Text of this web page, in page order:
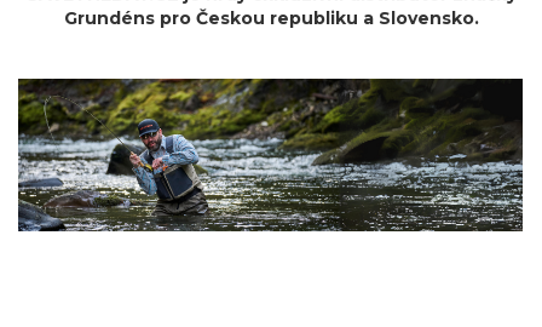
Grundéns pro Českou republiku a Slovensko.